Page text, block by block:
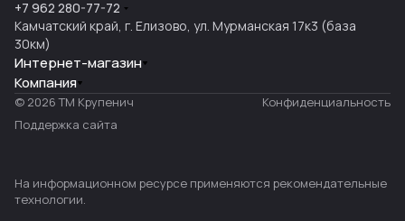
+7 962 280-77-72
Камчатский край, г. Елизово, ул. Мурманская 17к3 (база
30км)
Интернет-магазин
Компания
© 2026 ТМ Крупенич
Конфиденциальность
Поддержка сайта
На информационном ресурсе применяются рекомендательные
технологии.